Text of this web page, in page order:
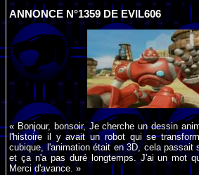
ANNONCE N°1359 DE EVIL606
« Bonjour, bonsoir, Je cherche un dessin
l'histoire il y avait un robot qui se
cubique, l'animation était en 3D, cela passait
et ça n'a pas duré longtemps. J'ai un mot
Merci d'avance. »